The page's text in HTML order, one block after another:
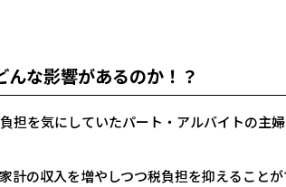
な影響があるのか！？
担を気にしていたパート・アルバイトの主
計の収入を増やしつつ税負担を抑えることが